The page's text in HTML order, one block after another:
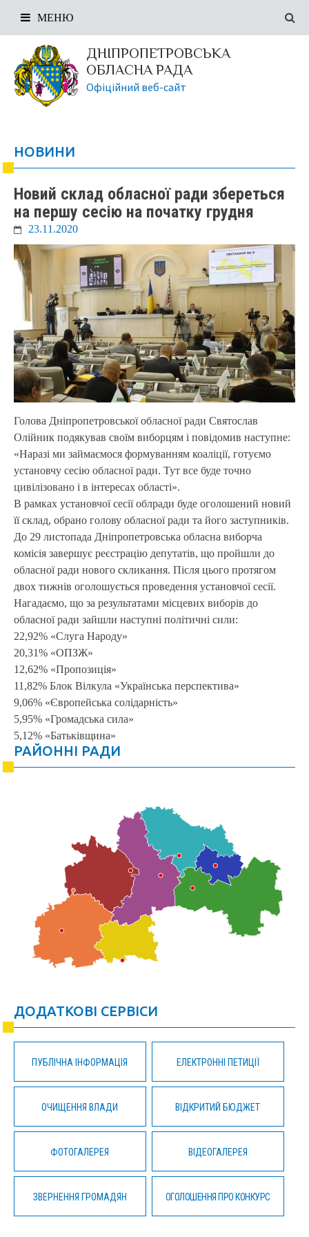
ДНІПРОПЕТРОВСЬКА
ОБЛАСНА РАДА
Офіційний веб-сайт
МЕНЮ
НОВИНИ
Новий склад обласної ради збереться
на першу сесію на початку грудня
23.11.2020
Голова Дніпропетровської обласної ради Святослав
Олійник подякував своїм виборцям і повідомив наступне:
«Наразі ми займаємося формуванням коаліції, готуємо
установчу сесію обласної ради. Тут все буде точно
цивілізовано і в інтересах області».
В рамках установчої сесії облради буде оголошений новий
її склад, обрано голову обласної ради та його заступників.
До 29 листопада Дніпропетровська обласна виборча
комісія завершує реєстрацію депутатів, що пройшли до
обласної ради нового скликання. Після цього протягом
двох тижнів оголошується проведення установчої сесії.
Нагадаємо, що за результатами місцевих виборів до
обласної ради зайшли наступні політичні сили:
22,92% «Слуга Народу»
20,31% «ОПЗЖ»
12,62% «Пропозиція»
11,82% Блок Вілкула «Українська перспектива»
9,06% «Європейська солідарність»
5,95% «Громадська сила»
5,12% «Батьківщина»
РАЙОННІ РАДИ
ДОДАТКОВІ СЕРВІСИ
ПУБЛІЧНА ІНФОРМАЦІЯ ЕЛЕКТРОННІ ПЕТИЦІЇ
ОЧИЩЕННЯ ВЛАДИ ВІДКРИТИЙ БЮДЖЕТ
ФОТОГАЛЕРЕЯ ВІДЕОГАЛЕРЕЯ
ЗВЕРНЕННЯ ГРОМАДЯН ОГОЛОШЕННЯ ПРО КОНКУРС